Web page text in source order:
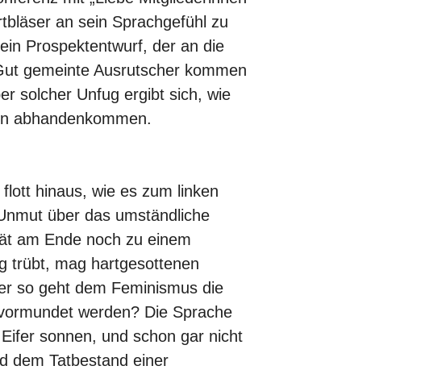
an sein Sprachgefühl zu
Prospektentwurf, der an die
gemeinte Ausrutscher kommen
solcher Unfug ergibt sich, wie
abhandenkommen.
hinaus, wie es zum linken
über das umständliche
am Ende noch zu einem
trübt, mag hartgesottenen
so geht dem Feminismus die
werden? Die Sprache
sonnen, und schon gar nicht
dem Tatbestand einer